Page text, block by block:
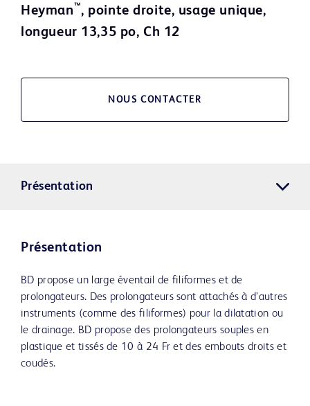
Heyman™, pointe droite, usage unique,
longueur 13,35 po, Ch 12
NOUS CONTACTER
Présentation
Présentation
BD propose un large éventail de filiformes et de
prolongateurs. Des prolongateurs sont attachés à d’autres
instruments (comme des filiformes) pour la dilatation ou
le drainage. BD propose des prolongateurs souples en
plastique et tissés de 10 à 24 Fr et des embouts droits et
coudés.